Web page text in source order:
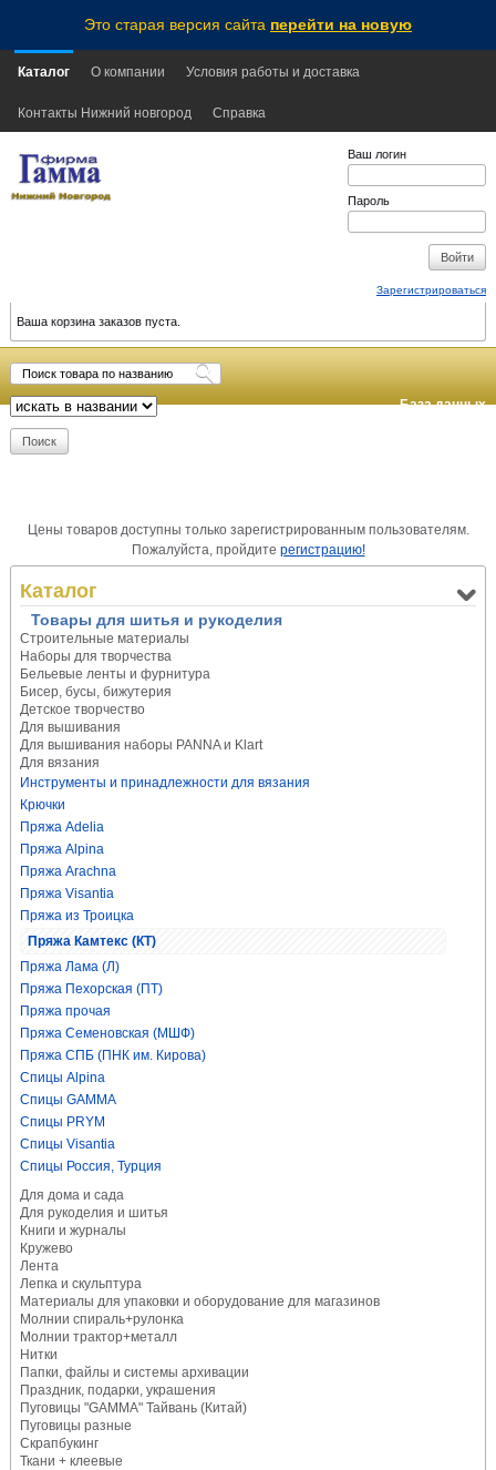
Это старая версия сайта перейти на новую
Каталог О компании Условия работы и доставка
Контакты Нижний новгород Справка
Ваш логин
Пароль
Зарегистрироваться
Ваша корзина заказов пуста.
База данных
Цены товаров доступны только зарегистрированным пользователям.
Пожалуйста, пройдите регистрацию!
Каталог
Товары для шитья и рукоделия
Строительные материалы
Наборы для творчества
Бельевые ленты и фурнитура
Бисер, бусы, бижутерия
Детское творчество
Для вышивания
Для вышивания наборы PANNA и Klart
Для вязания
Инструменты и принадлежности для вязания
Крючки
Пряжа Adelia
Пряжа Alpina
Пряжа Arachna
Пряжа Visantia
Пряжа из Троицка
Пряжа Камтекс (КТ)
Пряжа Лама (Л)
Пряжа Пехорская (ПТ)
Пряжа прочая
Пряжа Семеновская (МШФ)
Пряжа СПБ (ПНК им. Кирова)
Спицы Alpina
Спицы GAMMA
Спицы PRYM
Спицы Visantia
Спицы Россия, Турция
Для дома и сада
Для рукоделия и шитья
Книги и журналы
Кружево
Лента
Лепка и скульптура
Материалы для упаковки и оборудование для магазинов
Молнии спираль+рулонка
Молнии трактор+металл
Нитки
Папки, файлы и системы архивации
Праздник, подарки, украшения
Пуговицы "GAMMA" Тайвань (Китай)
Пуговицы разные
Скрапбукинг
Ткани + клеевые